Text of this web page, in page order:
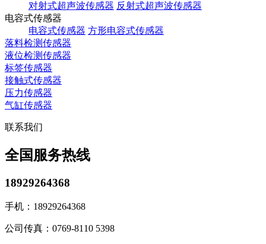
对射式超声波传感器 反射式超声波传感器
电容式传感器
电容式传感器 方形电容式传感器
落料检测传感器
液位检测传感器
标签传感器
接触式传感器
压力传感器
气缸传感器
联系我们
全国服务热线
18929264368
手机： 18929264368
公司传真： 0769-8110 5398